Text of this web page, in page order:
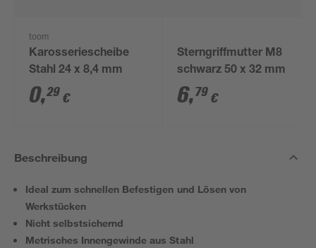
toom
Karosseriescheibe
Stahl 24 x 8,4 mm
0,29 €
Sterngriffmutter M8
schwarz 50 x 32 mm
6,79 €
Beschreibung
Ideal zum schnellen Befestigen und Lösen von
Werkstücken
Nicht selbstsichernd
Metrisches Innengewinde aus Stahl